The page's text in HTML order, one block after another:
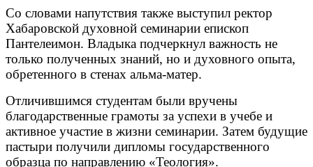
Со словами напутствия также выступил ректор
Хабаровской духовной семинарии епископ
Пантелеимон. Владыка подчеркнул важность не
только полученных знаний, но и духовного опыта,
обретенного в стенах альма-матер.
Отличившимся студентам были вручены
благодарственные грамоты за успехи в учебе и
активное участие в жизни семинарии. Затем будущие
пастыри получили дипломы государственного
образца по направлению «Теология».